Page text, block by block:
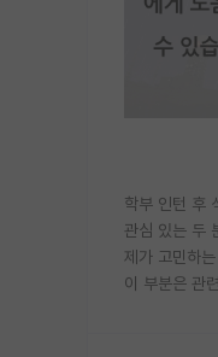
학부 인턴 후
관심 있는 두
제가 고민하
이 부분은 관